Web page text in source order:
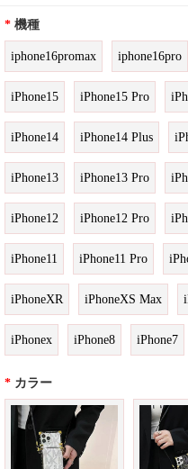
* 機種
iphone16promax iphone16pro
iPhone15 iPhone15 Pro
iPhone14 iPhone14 Plus
iPhone13 iPhone13 Pro
iPhone12 iPhone12 Pro
iPhone11 iPhone11 Pro
iPhoneXR iPhoneXS Max
iPhonex iPhone8 iPhone7
* カラー